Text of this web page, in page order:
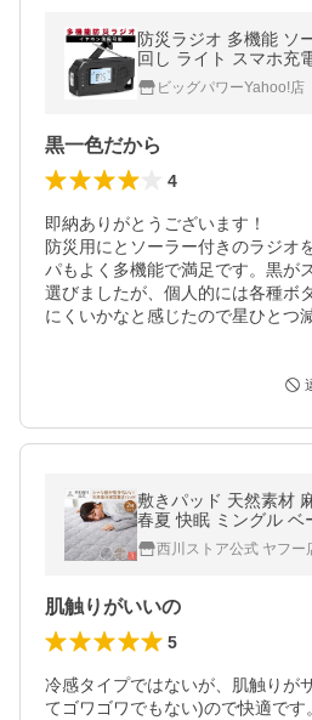
防災ラジオ 多機能 ソ
回し ライト スマホ充
092P 送料無料
ビッグパワーYahoo!店
黒一色だから
4
即納ありがとうございます！
防災用にとソーラー付きのラジオ
パもよく多機能で満足です。黒が
選びましたが、個人的には各種ボ
にくいかなと感じたので星ひとつ
敷きパッド 天然素材
春夏 快眠 ミングル ベ
ンキング 丸洗い 人気
ト 爆買
西川ストア公式 ヤフー
肌触りがいいの
5
冷感タイプではないが、肌触りが
てゴワゴワでもない)ので快適で